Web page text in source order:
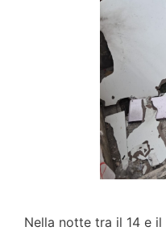
Nella notte tra il 14 e